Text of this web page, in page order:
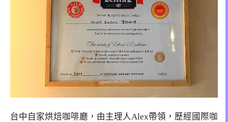
台中自家烘焙咖啡廳，由主理人Alex帶領，歷經國際咖